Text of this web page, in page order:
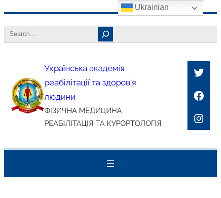
до
Search
Українська академія
реабілітації та здоров'я
людини
ФІЗИЧНА МЕДИЦИНА
РЕАБІЛІТАЦІЯ ТА КУРОРТОЛОГІЯ
Ukrainian